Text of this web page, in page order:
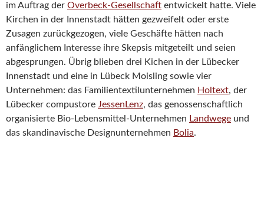
im Auftrag der Overbeck-Gesellschaft entwickelt hatte. Viele
Kirchen in der Innenstadt hätten gezweifelt oder erste
Zusagen zurückgezogen, viele Geschäfte hätten nach
anfänglichem Interesse ihre Skepsis mitgeteilt und seien
abgesprungen. Übrig blieben drei Kichen in der Lübecker
Innenstadt und eine in Lübeck Moisling sowie vier
Unternehmen: das Familientextilunternehmen Holtext, der
Lübecker compustore JessenLenz, das genossenschaftlich
organisierte Bio-Lebensmittel-Unternehmen Landwege und
das skandinavische Designunternehmen Bolia.